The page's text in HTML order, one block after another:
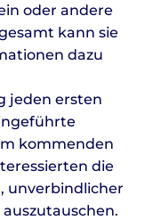
oder andere
kann sie
dazu
jeden ersten
kommenden
die
unverbindlicher